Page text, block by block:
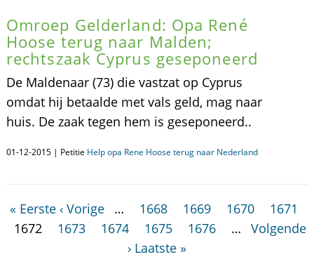
Omroep Gelderland: Opa René
Hoose terug naar Malden;
rechtszaak Cyprus geseponeerd
De Maldenaar (73) die vastzat op Cyprus
omdat hij betaalde met vals geld, mag naar
huis. De zaak tegen hem is geseponeerd..
01-12-2015 | Petitie Help opa Rene Hoose terug naar Nederland
« Eerste ‹ Vorige … 1668 1669 1670
1671
1672
1673 1674 1675 1676 …
Volgende
› Laatste »